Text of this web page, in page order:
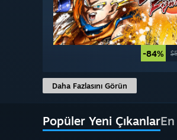
-84%
Daha Fazlasını Görün
Popüler Yeni Çıkanlar